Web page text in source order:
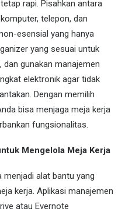
rapi. Pisahkan antara
telepon, dan
esensial yang hanya
yang sesuai untuk
gunakan manajemen
elektronik agar tidak
Dengan memilih
bisa menjaga meja kerja
fungsionalitas.
Mengelola Meja Kerja
menjadi alat bantu yang
kerja. Aplikasi manajemen
atau Evernote